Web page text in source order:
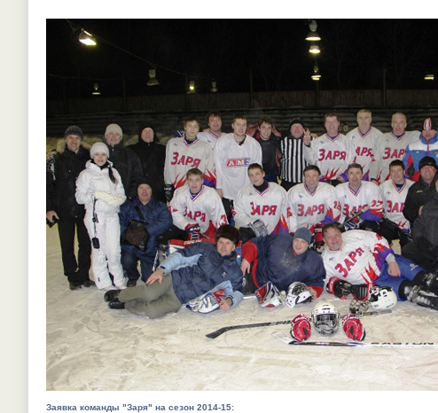
Заявка команды "Заря" на сезон 2014-15: